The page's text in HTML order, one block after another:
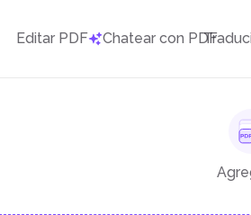
Editar PDF Chatear con PDF